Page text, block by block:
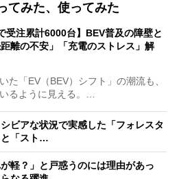
てみた、使ってみた
受注累計6000台】BEV普及の障壁と
離の不安」「充電のストレス」解
「EV（BEV）シフト」の潮流も、
るように見える。…
ビアな状況で実感した「フォレスタ
「スト…
軽？」と戸惑うのには理由があっ